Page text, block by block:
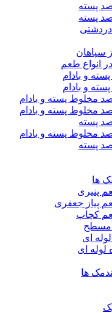
سپاهان
انواع طعم
ها
پنیری
پیاز جعفری
کچاپ
مسطح
ای
لوله ای
ها